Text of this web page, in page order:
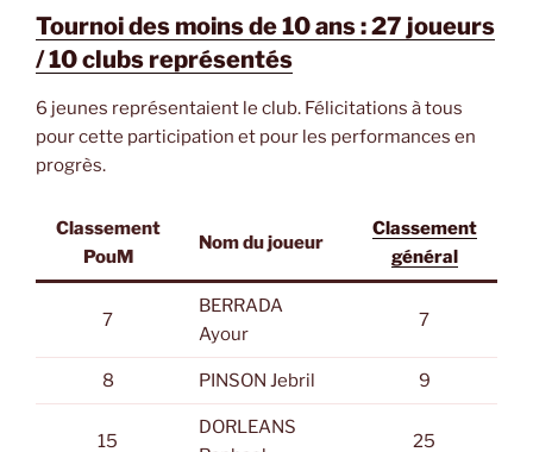
Tournoi des moins de 10 ans : 27 joueurs
/ 10 clubs représentés
6 jeunes représentaient le club. Félicitations à tous
pour cette participation et pour les performances en
progrès.
Classement
PouM
Nom du joueur
Classement
général
7
BERRADA
Ayour
7
8 PINSON Jebril 9
15
DORLEANS
25